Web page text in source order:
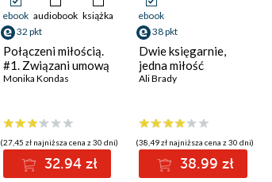
ebook audiobook książka
32 pkt
Połączeni miłością.
#1. Związani umową
Monika Kondas
(27,45 zł najniższa cena z 30 dni)
32.94 zł
ebook
38 pkt
Dwie księgarnie,
jedna miłość
Ali Brady
(38,49 zł najniższa cena z 30 dni)
38.99 zł